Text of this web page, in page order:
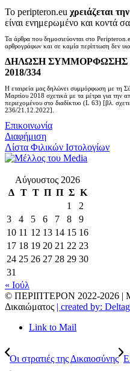
Το peripteron.eu χρειάζεται
είναι ενημερωμένο και κοντά
Τα άρθρα που δημοσιεύονται στο
αρθρογράφων και σε καμία περίπτωση δεν
ΔΗΛΩΣΗ ΣΥΜΜΟΡΦΩΣΗΣ
2018/334
Η εταιρεία μας δηλώνει συμμόρφωση με τη
Μαρτίου 2018 σχετικά με τα μέτρα για την
περιεχομένου στο διαδίκτυο (L 63) [βλ.
236/21.12.2022].
Επικοινωνία
Διαφήμιση
Λίστα Φιλικών Ιστολογίων
Αύγουστος 2026
Δ Τ Τ Π Π Σ Κ
1
2
3
4 5 6 7 8
9
10 11 12 13 14 15 16
17 18 19 20 21 22 23
24 25 26 27 28 29 30
31
« Ιούλ
© ΠΕΡΙΠΤΕΡΟΝ 2022-2026 |
Δικαιώματος | created by:
Link to Mail
Οι στρατιές της Δικαιοσύνης